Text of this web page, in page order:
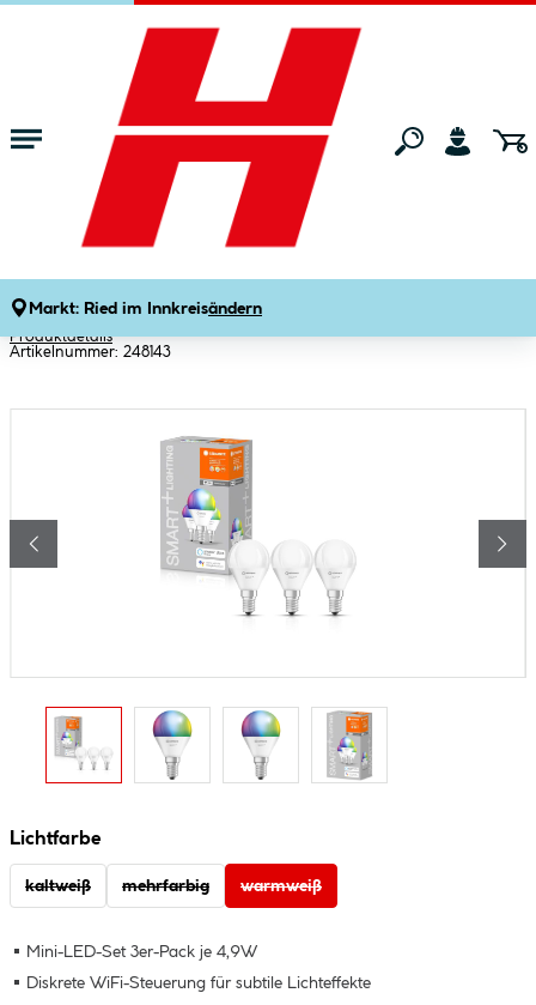
Zum Hauptinhalt springen
Markt: Ried im Innkreisändern
Wohnen Smart Home Systeme & Geräte
Smart u. WiFi Tropfenform 40W Ersatz
6500K
Produktdetails
Artikelnummer: 248143
Lichtfarbe
kaltweiß mehrfarbig warmweiß
Mini-LED-Set 3er-Pack je 4,9W
Diskrete WiFi-Steuerung für subtile Lichteffekte